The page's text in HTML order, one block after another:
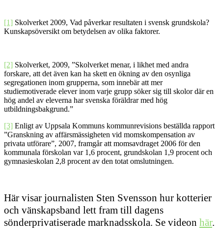
[1] Skolverket 2009, Vad påverkar resultaten i svensk grundskola?
Kunskapsöversikt om betydelsen av olika faktorer.
[2] Skolverket, 2009, ”Skolverket menar, i likhet med andra
forskare, att det även kan ha skett en ökning av den osynliga
segregationen inom grupperna, som innebär att mer
studiemotiverade elever inom varje grupp söker sig till skolor där en
hög andel av eleverna har svenska föräldrar med hög
utbildningsbakgrund.”
[3] Enligt av Uppsala Kommuns kommunrevisions beställda rapport
”Granskning av affärsmässigheten vid momskompensation av
privata utförare”, 2007, framgår att momsavdraget 2006 för den
kommunala förskolan var 1,6 procent, grundskolan 1,9 procent och
gymnasieskolan 2,8 procent av den totat omslutningen.
Här visar journalisten Sten Svensson hur kotterier
och vänskapsband lett fram till dagens
sönderprivatiserade marknadsskola. Se videon här.